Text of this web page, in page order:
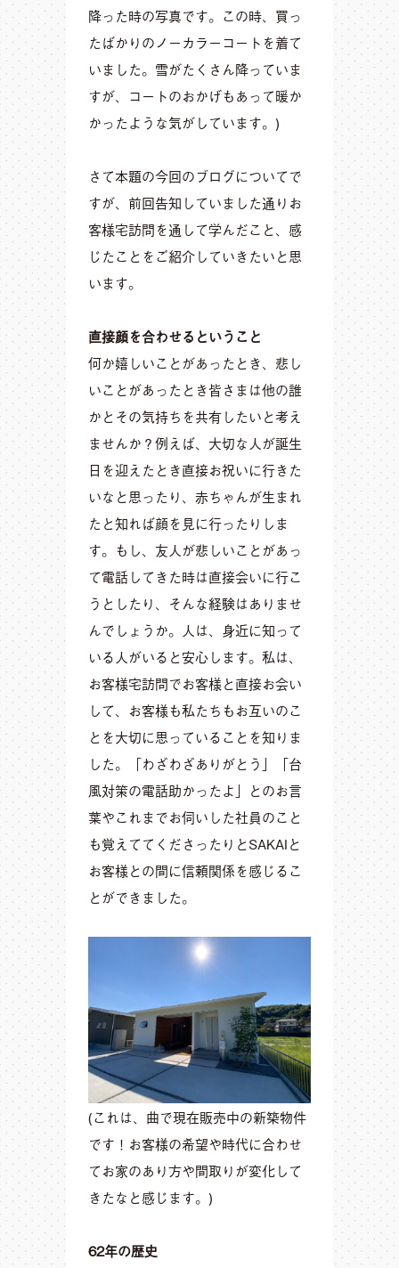
降った時の写真です。この時、買っ
たばかりのノーカラーコートを着て
いました。雪がたくさん降っていま
すが、コートのおかげもあって暖か
かったような気がしています。)
さて本題の今回のブログについてで
すが、前回告知していました通りお
客様宅訪問を通して学んだこと、感
じたことをご紹介していきたいと思
います。
直接顔を合わせるということ
何か嬉しいことがあったとき、悲し
いことがあったとき皆さまは他の誰
かとその気持ちを共有したいと考え
ませんか？例えば、大切な人が誕生
日を迎えたとき直接お祝いに行きた
いなと思ったり、赤ちゃんが生まれ
たと知れば顔を見に行ったりしま
す。もし、友人が悲しいことがあっ
て電話してきた時は直接会いに行こ
うとしたり、そんな経験はありませ
んでしょうか。人は、身近に知って
いる人がいると安心します。私は、
お客様宅訪問でお客様と直接お会い
して、お客様も私たちもお互いのこ
とを大切に思っていることを知りま
した。「わざわざありがとう」「台
風対策の電話助かったよ」とのお言
葉やこれまでお伺いした社員のこと
も覚えててくださったりとSAKAIと
お客様との間に信頼関係を感じるこ
とができました。
(これは、曲で現在販売中の新築物件
です！お客様の希望や時代に合わせ
てお家のあり方や間取りが変化して
きたなと感じます。)
62年の歴史